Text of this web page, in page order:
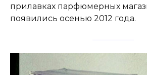
прилавках парфюмерных
появились осенью 2012 года.